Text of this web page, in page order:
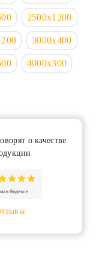
2500х1200
3000х400
4000х300
о качестве